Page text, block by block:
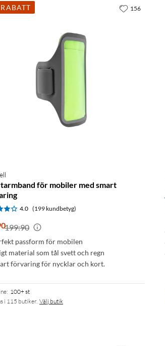
för mobiler med smart
4.0 (199 kundbetyg)
199:90
passform för mobilen
material som tål svett och regn
förvaring för nycklar och kort.
: 100+ st
i 115 butiker. Välj butik
156